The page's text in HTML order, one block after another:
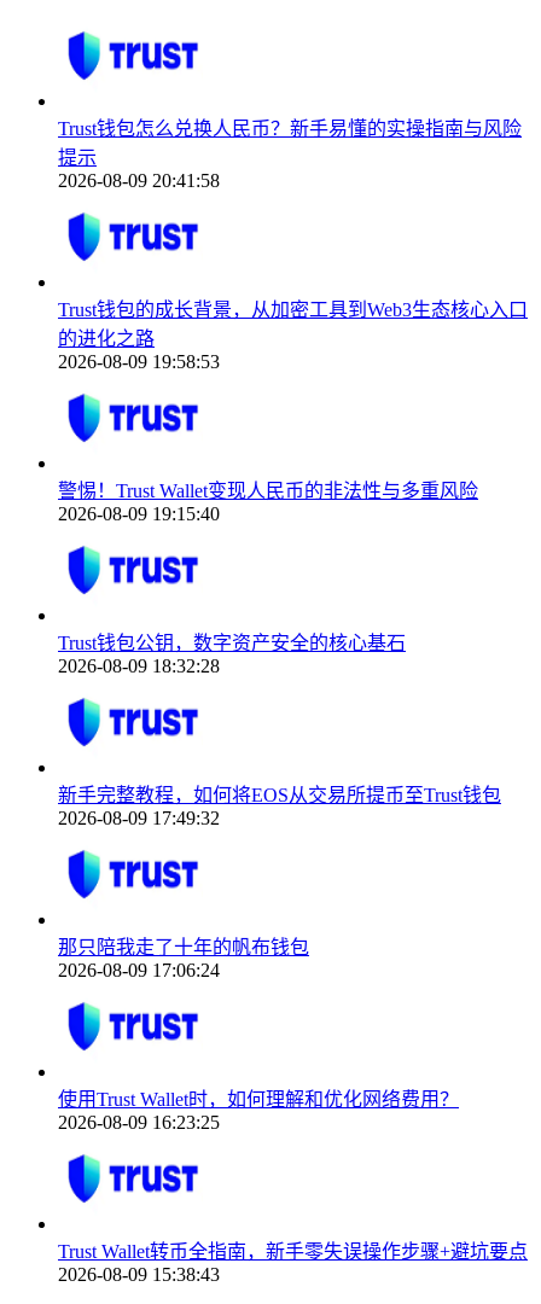
Trust钱包怎么兑换人民币？新手易懂的实操指南与风险
提示
2026-08-09 20:41:58
Trust钱包的成长背景，从加密工具到Web3生态核心入口
的进化之路
2026-08-09 19:58:53
警惕！Trust Wallet变现人民币的非法性与多重风险
2026-08-09 19:15:40
Trust钱包公钥，数字资产安全的核心基石
2026-08-09 18:32:28
新手完整教程，如何将EOS从交易所提币至Trust钱包
2026-08-09 17:49:32
那只陪我走了十年的帆布钱包
2026-08-09 17:06:24
使用Trust Wallet时，如何理解和优化网络费用？
2026-08-09 16:23:25
Trust Wallet转币全指南，新手零失误操作步骤+避坑要点
2026-08-09 15:38:43